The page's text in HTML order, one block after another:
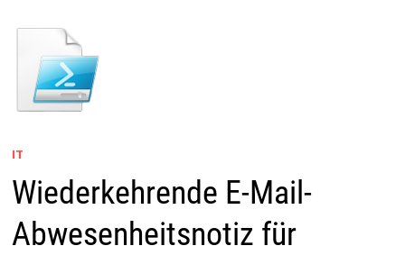
IT
Wiederkehrende E-Mail-
Abwesenheitsnotiz für